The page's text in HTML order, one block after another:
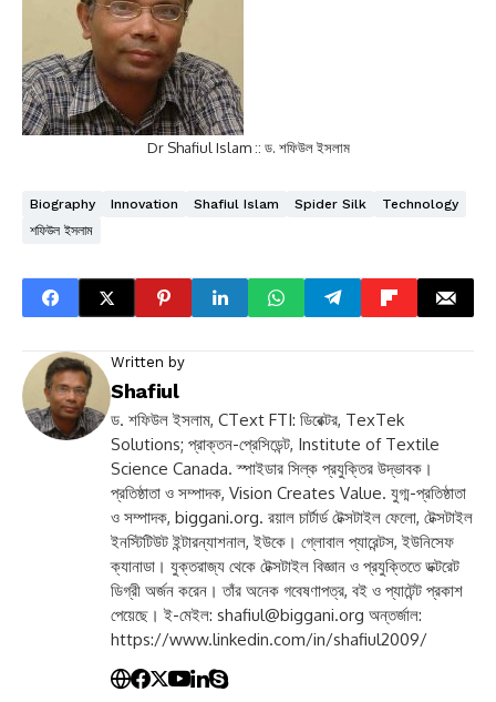
Dr Shafiul Islam :: ড. শফিউল ইসলাম
Biography Innovation Shafiul Islam Spider Silk
Technology
শফিউল ইসলাম
Written by
Shafiul
ড. শফিউল ইসলাম, CText FTI: ডিরেক্টর, TexTek
Solutions; প্রাক্তন-প্রেসিডেন্ট, Institute of Textile
Science Canada. স্পাইডার সিল্ক প্রযুক্তির উদ্ভাবক।
প্রতিষ্ঠাতা ও সম্পাদক, Vision Creates Value. যুগ্ম-প্রতিষ্ঠাতা
ও সম্পাদক, biggani.org. রয়াল চার্টার্ড টেক্সটাইল ফেলো, টেক্সটাইল
ইনস্টিটিউট ইন্টারন্যাশনাল, ইউকে। গ্লোবাল প্যারেন্টস, ইউনিসেফ
ক্যানাডা। যুক্তরাজ্য থেকে টেক্সটাইল বিজ্ঞান ও প্রযুক্তিতে ডক্টরেট
ডিগ্রী অর্জন করেন। তাঁর অনেক গবেষণাপত্র, বই ও প্যাটেন্ট প্রকাশ
পেয়েছে। ই-মেইল: shafiul@biggani.org অন্তর্জাল:
https://www.linkedin.com/in/shafiul2009/